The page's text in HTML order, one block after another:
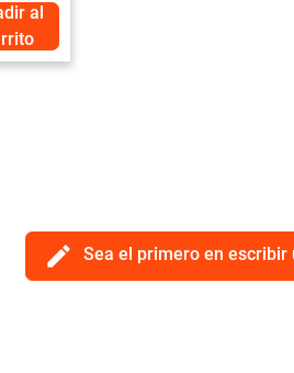
al
edit Sea el primero en escribir